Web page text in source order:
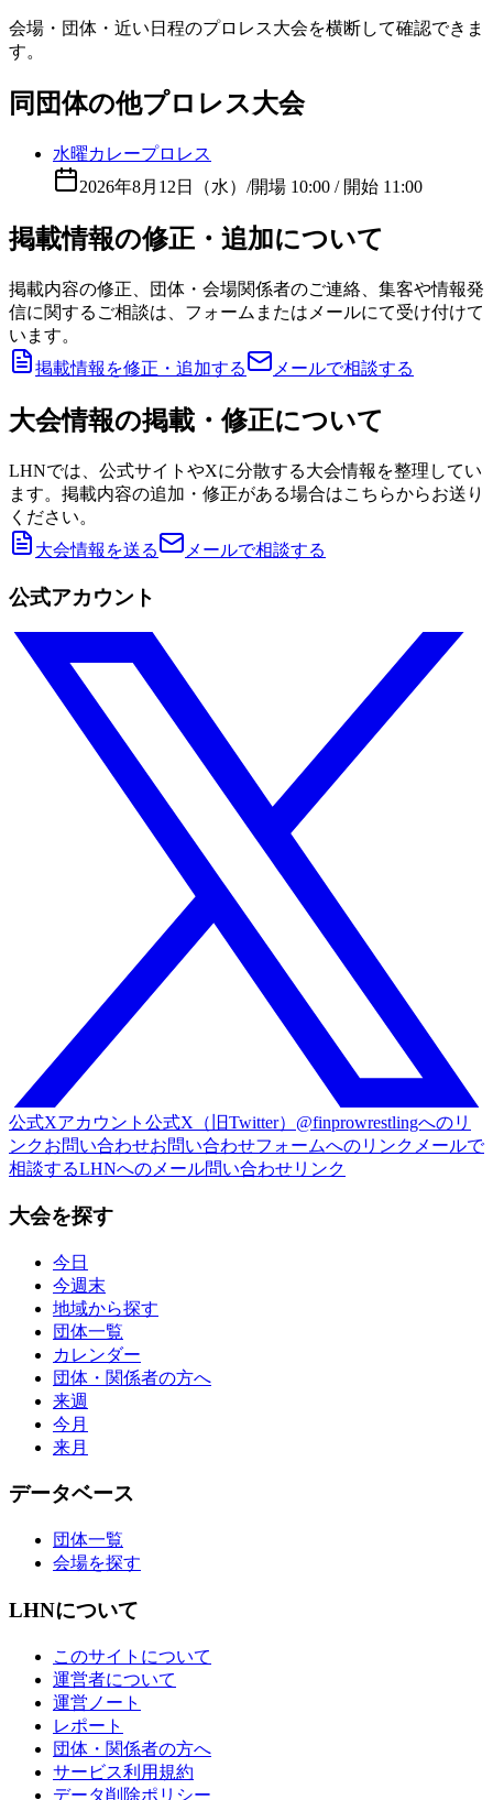
会場・団体・近い日程のプロレス大会を横断して確認できま
す。
同団体の他プロレス大会
水曜カレープロレス
2026年8月12日（水） /開場 10:00 / 開始 11:00
掲載情報の修正・追加について
掲載内容の修正、団体・会場関係者のご連絡、集客や情報発
信に関するご相談は、フォームまたはメールにて受け付けて
います。
掲載情報を修正・追加する
メールで相談する
大会情報の掲載・修正について
LHNでは、公式サイトやXに分散する大会情報を整理してい
ます。掲載内容の追加・修正がある場合はこちらからお送り
ください。
大会情報を送る
メールで相談する
公式アカウント
公式Xアカウント 公式X（旧Twitter）@finprowrestlingへのリ
ンクお問い合わせお問い合わせフォームへのリンク メールで
相談するLHNへのメール問い合わせリンク
大会を探す
今日
今週末
地域から探す
団体一覧
カレンダー
団体・関係者の方へ
来週
今月
来月
データベース
団体一覧
会場を探す
LHNについて
このサイトについて
運営者について
運営ノート
レポート
団体・関係者の方へ
サービス利用規約
データ削除ポリシー